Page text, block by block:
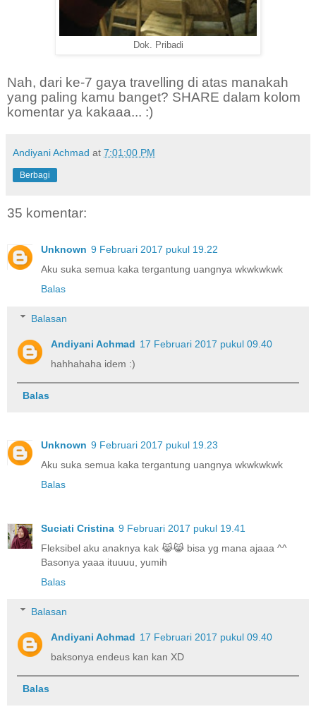
Dok. Pribadi
Nah, dari ke-7 gaya travelling di atas manakah
yang paling kamu banget? SHARE dalam kolom
komentar ya kakaaa... :)
Andiyani Achmad at 7:01:00 PM
Berbagi
35 komentar:
Unknown 9 Februari 2017 pukul 19.22
Aku suka semua kaka tergantung uangnya wkwkwkwk
Balas
Balasan
Andiyani Achmad 17 Februari 2017 pukul 09.40
hahhahaha idem :)
Balas
Unknown 9 Februari 2017 pukul 19.23
Aku suka semua kaka tergantung uangnya wkwkwkwk
Balas
Suciati Cristina 9 Februari 2017 pukul 19.41
Fleksibel aku anaknya kak 😹😹 bisa yg mana ajaaa ^^
Basonya yaaa ituuuu, yumih
Balas
Balasan
Andiyani Achmad 17 Februari 2017 pukul 09.40
baksonya endeus kan kan XD
Balas